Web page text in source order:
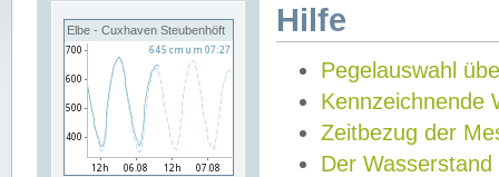
Elbe - Cuxhaven Steubenhöft Hilfe
Pegelauswahl
Kennzeichnende
Zeitbezug der
Der Wasserstand